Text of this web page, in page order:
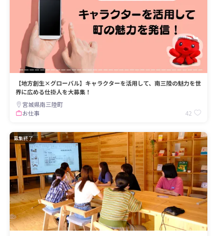
【地方創生×グローバル】キャラクターを活用して、南三陸の魅力を世
界に広める仕掛人を大募集！
宮城県南三陸町
お仕事
42
募集終了